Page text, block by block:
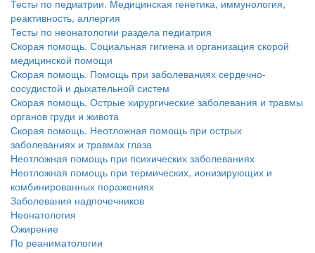
Тесты по педиатрии. Медицинская генетика, иммунология,
реактивность, аллергия
Тесты по неонатологии раздела педиатрия
Скорая помощь. Социальная гигиена и организация скорой
медицинской помощи
Скорая помощь. Помощь при заболеваниях сердечно-
сосудистой и дыхательной систем
Скорая помощь. Острые хирургические заболевания и травмы
органов груди и живота
Скорая помощь. Неотложная помощь при острых
заболеваниях и травмах глаза
Неотложная помощь при психических заболеваниях
Неотложная помощь при термических, ионизирующих и
комбинированных поражениях
Заболевания надпочечников
Неонатология
Ожирение
По реаниматологии